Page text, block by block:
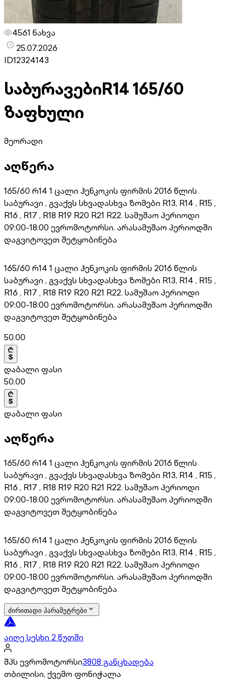
4561 ნახვა
25.07.2026
ID12324143
საბურავებიR14 165/60
ზაფხული
მეორადი
აღწერა
165/60 რ14 1 ცალი ჰენკოკის ფირმის 2016 წლის
საბურავი , გვაქვს სხვადასხვა ზომები R13, R14 , R15 ,
R16 , R17 , R18 R19 R20 R21 R22. სამუშაო პერიოდი
09:00-18:00 ევრომოტორსი. არასამუშაო პერიოდში
დაგვიტოვეთ შეტყობინება
165/60 რ14 1 ცალი ჰენკოკის ფირმის 2016 წლის
საბურავი , გვაქვს სხვადასხვა ზომები R13, R14 , R15 ,
R16 , R17 , R18 R19 R20 R21 R22. სამუშაო პერიოდი
09:00-18:00 ევრომოტორსი. არასამუშაო პერიოდში
დაგვიტოვეთ შეტყობინება
50.00
დაბალი ფასი
50.00
დაბალი ფასი
აღწერა
165/60 რ14 1 ცალი ჰენკოკის ფირმის 2016 წლის
საბურავი , გვაქვს სხვადასხვა ზომები R13, R14 , R15 ,
R16 , R17 , R18 R19 R20 R21 R22. სამუშაო პერიოდი
09:00-18:00 ევრომოტორსი. არასამუშაო პერიოდში
დაგვიტოვეთ შეტყობინება
165/60 რ14 1 ცალი ჰენკოკის ფირმის 2016 წლის
საბურავი , გვაქვს სხვადასხვა ზომები R13, R14 , R15 ,
R16 , R17 , R18 R19 R20 R21 R22. სამუშაო პერიოდი
09:00-18:00 ევრომოტორსი. არასამუშაო პერიოდში
დაგვიტოვეთ შეტყობინება
ძირითადი პარამეტრები
აიღე სესხი 2 წუთში
შპს ევრომოტორსი3808 განცხადება
თბილისი, ქვემო ფონიჭალა